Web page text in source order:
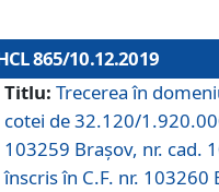
865/10.12.2019
Titlu: Trecerea în
cotei de 32.120/
103259 Brașov, nr. cad.
înscris în C.F. nr. 103260